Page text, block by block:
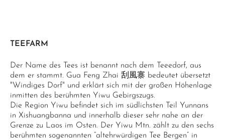
TEEFARM
Der Name des Tees ist benannt nach dem Teeedorf, aus
dem er stammt. Gua Feng Zhai 刮風寨 bedeutet übersetzt
"Windiges Dorf" und erklärt sich mit der großen Höhenlage
inmitten des berühmten Yiwu Gebirgszugs.
Die Region Yiwu befindet sich im südlichsten Teil Yunnans
in Xishuangbanna und innerhalb dieser sehr nahe an der
Grenze zu Laos im Osten. Der Yiwu Mtn. zählt zu den sechs
berühmten sogenannten “altehrwürdigen Tee Bergen” in